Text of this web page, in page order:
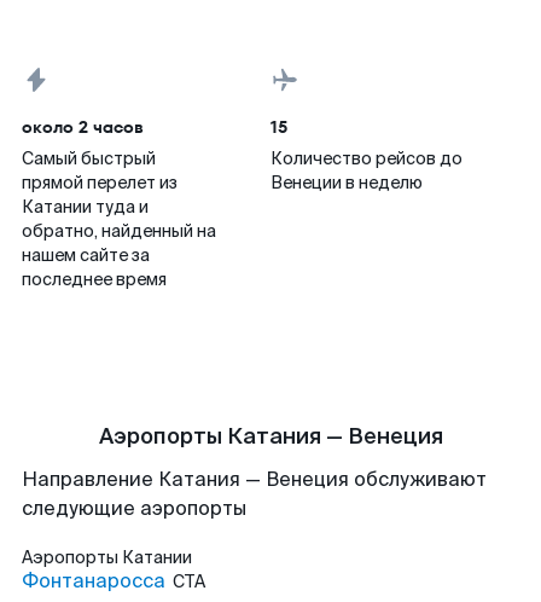
около 2 часов
Самый быстрый
прямой перелет из
Катании туда и
обратно, найденный на
нашем сайте за
последнее время
15
Количество рейсов до
Венеции в неделю
Аэропорты Катания — Венеция
Направление Катания — Венеция обслуживают
следующие аэропорты
Аэропорты Катании
Фонтанаросса CTA